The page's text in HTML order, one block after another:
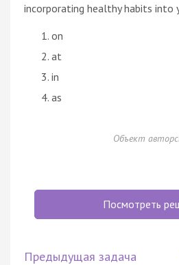
incorporating healthy habits into
on
at
in
as
Объект
Посмотреть
Предыдущая задача